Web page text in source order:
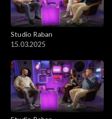
Studio Raban
15.03.2025